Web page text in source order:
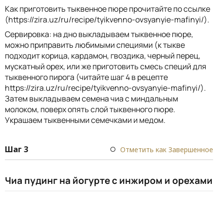
Как приготовить тыквенное пюре прочитайте по ссылке
(https://zira.uz/ru/recipe/tyikvenno-ovsyanyie-mafinyi/).
Сервировка: на дно выкладываем тыквенное пюре,
можно приправить любимыми специями (к тыкве
подходит корица, кардамон, гвоздика, черный перец,
мускатный орех, или же приготовить смесь специй для
тыквенного пирога (читайте шаг 4 в рецепте
https://zira.uz/ru/recipe/tyikvenno-ovsyanyie-mafinyi/).
Затем выкладываем семена чиа с миндальным
молоком, поверх опять слой тыквенного пюре.
Украшаем тыквенными семечками и медом.
Шаг 3 Отметить как Завершенное
Чиа пудинг на йогурте с инжиром и орехами